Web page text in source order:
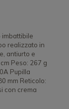
imbattibile
realizzato in
antiurto e
Peso: 267 g
Pupilla
mm Reticolo:
con crema